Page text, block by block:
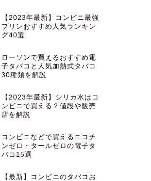
【2023年最新】コンビニ最強
プリンおすすめ人気ランキン
グ40選
ローソンで買えるおすすめ電
子タバコと人気加熱式タバコ
30種類を解説
【2023年最新】シリカ水はコ
ンビニで買える？値段や販売
店を解説
コンビニなどで買えるニコチ
ンゼロ・タールゼロの電子タ
バコ15選
【最新】コンビニのタバコお